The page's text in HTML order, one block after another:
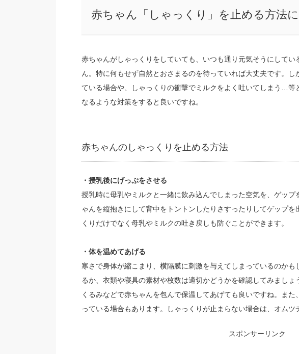
赤ちゃん「しゃっくり」を止める方法
赤ちゃんがしゃっくりをしていても、いつも通り元気そうにして
ん。特に何もせず自然とおさまるのを待っていれば大丈夫です。
ている場合や、しゃっくりの衝撃でミルクをよく吐いてしまう…等
なるような対策をすると良いですね。
赤ちゃんのしゃっくりを止める方法
・授乳後にげっぷをさせる
授乳時に母乳やミルクと一緒に飲み込んでしまった空気を、ゲッ
ゃんを縦抱きにして背中をトントンしたりさすったりしてゲップ
くりだけでなく母乳やミルクの吐き戻しも防ぐことができます。
・体を温めてあげる
寒さで身体が縮こまり、横隔膜に刺激を与えてしまっているのか
るか、衣類や寝具の素材や枚数は適切かどうかを確認してみまし
くるみなどで赤ちゃんを包んで保温してあげても良いですね。ま
っている場合もあります。しゃっくりが止まらない場合は、オムツ
スポンサーリンク